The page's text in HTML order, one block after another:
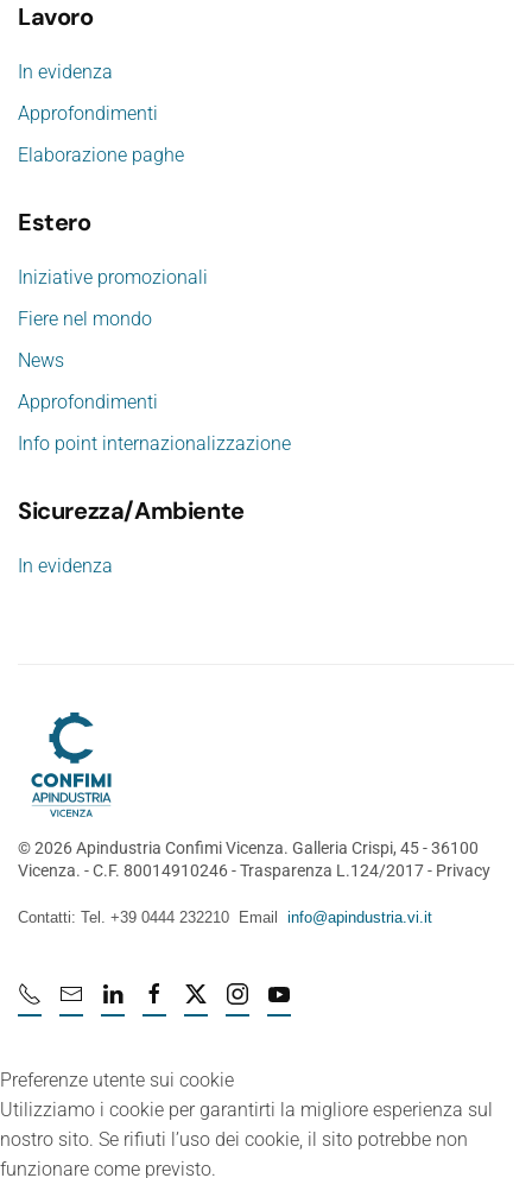
Lavoro
In evidenza
Approfondimenti
Elaborazione paghe
Estero
Iniziative promozionali
Fiere nel mondo
News
Approfondimenti
Info point internazionalizzazione
Sicurezza/Ambiente
In evidenza
©2026Apindustria Confimi Vicenza. Galleria Crispi, 45 - 36100
Vicenza. - C.F. 80014910246 -Trasparenza L.124/2017- Privacy
Contatti: Tel. +39 0444 232210 Email info@apindustria.vi.it
Preferenze utente sui cookie
Utilizziamo i cookie per garantirti la migliore esperienza sul
nostro sito. Se rifiuti l’uso dei cookie, il sito potrebbe non
funzionare come previsto.